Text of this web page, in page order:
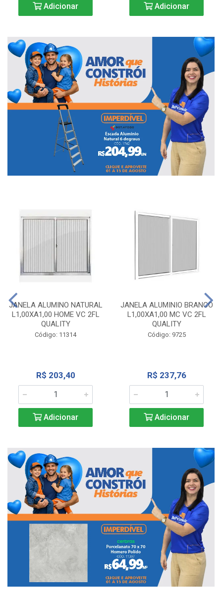
Adicionar Adicionar
JANELA ALUMINO NATURAL
L1,00XA1,00 HOME VC 2FL
QUALITY
Código: 11314
R$ 203,40
Adicionar
JANELA ALUMINIO BRANCO
L1,00XA1,00 MC VC 2FL
QUALITY
Código: 9725
R$ 237,76
Adicionar